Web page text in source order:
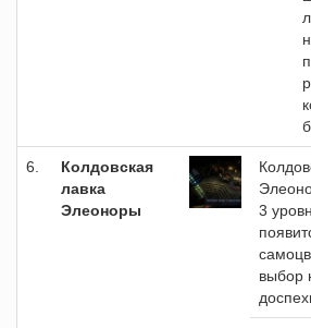
6.
Колдовская
лавка
Элеоноры
3
выбор